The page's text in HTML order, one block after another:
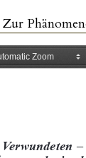
des Traumas